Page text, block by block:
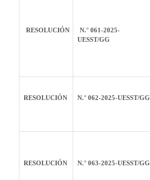
RESOLUCIÓN
N.° 061-2025-
UESST/GG
RESOLUCIÓN N.° 062-2025-UESST/GG
RESOLUCIÓN N.° 063-2025-UESST/GG